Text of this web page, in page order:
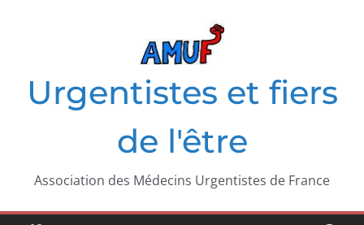
Urgentistes et fiers
de l'être
Association des Médecins Urgentistes de France